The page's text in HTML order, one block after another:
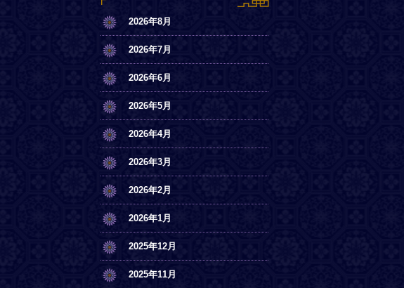
2026年8月
2026年7月
2026年6月
2026年5月
2026年4月
2026年3月
2026年2月
2026年1月
2025年12月
2025年11月